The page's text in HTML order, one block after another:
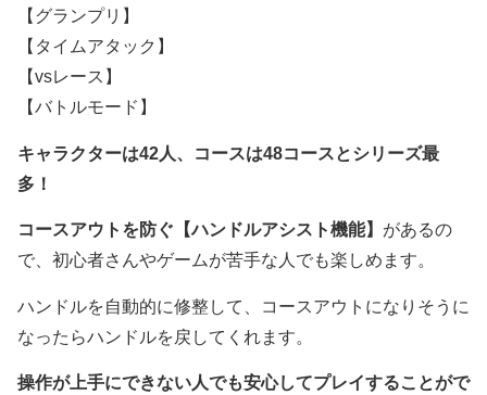
【グランプリ】
【タイムアタック】
【vsレース】
【バトルモード】
キャラクターは42人、コースは48コースとシリーズ最
多！
コースアウトを防ぐ【ハンドルアシスト機能】 があるの
で、初心者さんやゲームが苦手な人でも楽しめます。
ハンドルを自動的に修整して、コースアウトになりそうに
なったらハンドルを戻してくれます。
操作が上手にできない人でも安心してプレイすることがで